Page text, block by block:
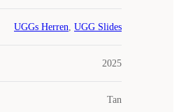
UGGs Herren, UGG Slides
2025
Tan